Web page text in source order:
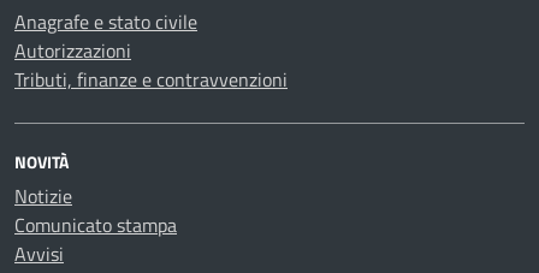
Anagrafe e stato civile
Autorizzazioni
Tributi, finanze e contravvenzioni
NOVITÀ
Notizie
Comunicato stampa
Avvisi